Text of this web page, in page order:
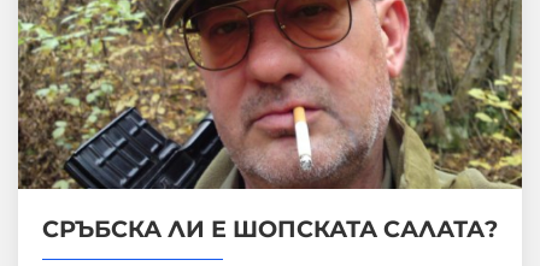
СРЪБСКА ЛИ Е ШОПСКАТА САЛАТА?